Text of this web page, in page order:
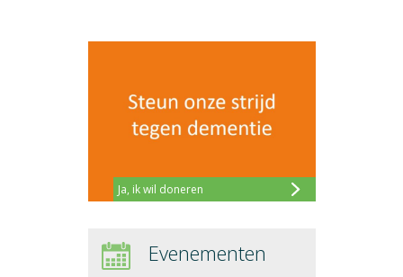
Ja, ik wil doneren
Evenementen